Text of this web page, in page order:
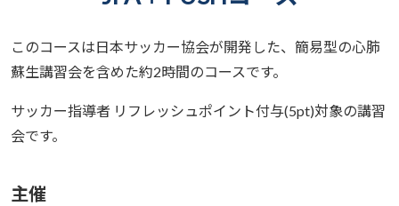
このコースは日本サッカー協会が開発した、簡易型の心肺
蘇生講習会を含めた約2時間のコースです。
サッカー指導者 リフレッシュポイント付与(5pt)対象の講習
会です。
主催